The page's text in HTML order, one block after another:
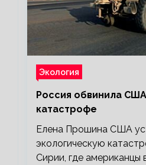
Экология
Россия обвинила
катастрофе
Елена Прошина США
экологическую
Сирии, где американцы